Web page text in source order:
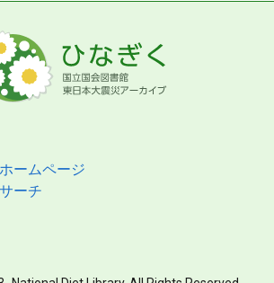
ームページ
ーチ